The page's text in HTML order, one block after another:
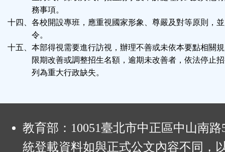
務事項。
十四、各校開設專班，應重視國家形象、尊嚴及對等原則，
令。
十五、本部得視需要進行訪視，辦理不善或未依本要點相關
限期改善或調整招生名額，逾期未改善者，依法停止招
列為重大行政缺失。
教育部：10051臺北市中正區中山南
統登載資料如與正式公文內容不同，